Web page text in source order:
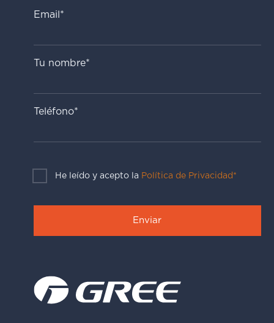
Email*
Tu nombre*
Teléfono*
He leído y acepto la Política de Privacidad*